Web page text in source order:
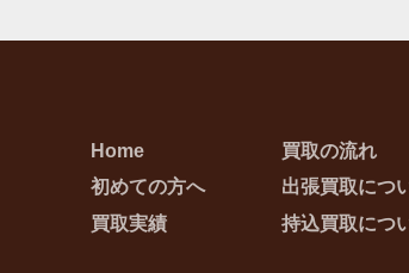
Home
初めての方へ
買取実績
買取の流れ
出張買取につ
持込買取につ